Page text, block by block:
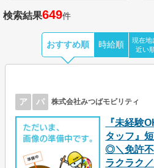
検索結果649件
おすすめ順 時給順
現在地
近い
ア パ 株式会社みつばモビリティ
『未経験
タッフ』
◎＼免許不
ラクラク